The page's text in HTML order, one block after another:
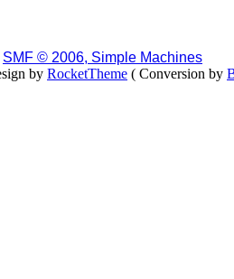
SMF © 2006, Simple Machines
by RocketTheme ( Conversion by